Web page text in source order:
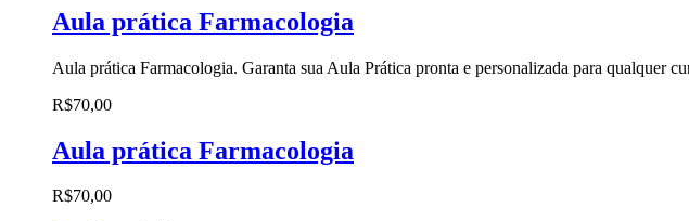
Aula prática Farmacologia
Aula prática Farmacologia. Garanta sua Aula Prática pronta e personalizada para qualquer
R$70,00
Aula prática Farmacologia
R$70,00